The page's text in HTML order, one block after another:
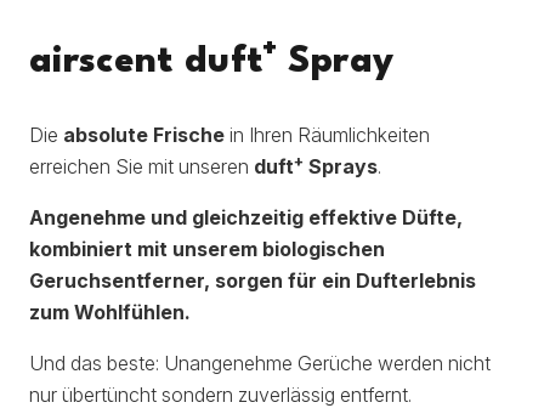
airscent duft+ Spray
Die absolute Frische in Ihren Räumlichkeiten
erreichen Sie mit unseren duft+ Sprays.
Angenehme und gleichzeitig effektive Düfte,
kombiniert mit unserem biologischen
Geruchsentferner, sorgen für ein Dufterlebnis
zum Wohlfühlen.
Und das beste: Unangenehme Gerüche werden nicht
nur übertüncht sondern zuverlässig entfernt.